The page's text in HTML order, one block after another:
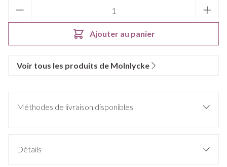
Ajouter au panier
Voir tous les produits de Molnlycke
Méthodes de livraison disponibles
Détails